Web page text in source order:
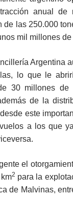
anual de
de las 250.000
mil millones de
Argentina
lo que le
30 millones de
de la
este
a los que
el
2 para la
de Malvinas,